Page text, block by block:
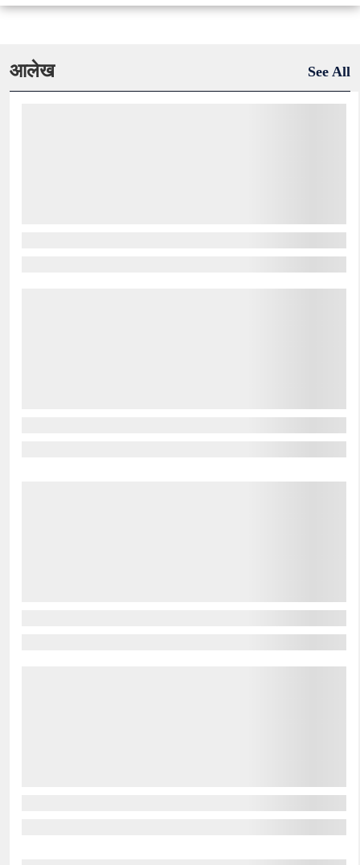
आलेख See All